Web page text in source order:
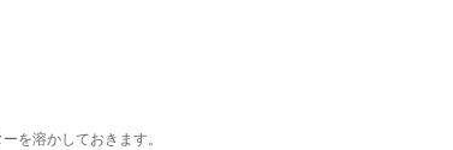
を溶かしておきます。